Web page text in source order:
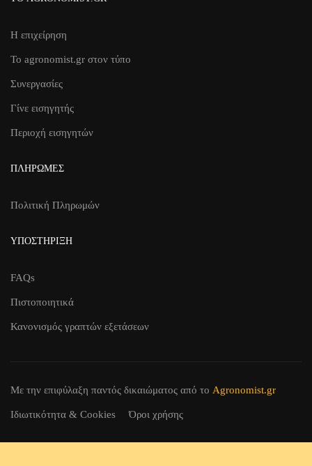
Η επιχείρηση
Το agronomist.gr στον τύπο
Συνεργασίες
Γίνε εισηγητής
Περιοχή εισηγητών
ΠΛΗΡΩΜΈΣ
Πολιτική Πληρωμών
ΥΠΟΣΤΉΡΙΞΗ
FAQs
Πιστοποιητικά
Κανονισμός γραπτών εξετάσεων
Με την επιφύλαξη παντός δικαιώματος από το Agronomist.gr
Ιδιωτικότητα & Cookies Όροι χρήσης